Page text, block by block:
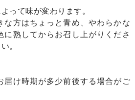
って味が変わります。
な方はちょっと青め、やわらかな
に熟してからお召し上がりくださ
。
届け時期が多少前後する場合がご